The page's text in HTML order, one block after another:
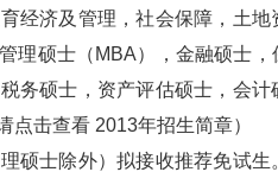
经济及管理，社会保障，土地
理硕士（MBA），金融硕士
务硕士，资产评估硕士，会计
击查看 2013年招生简章）
士除外）拟接收推荐免试生